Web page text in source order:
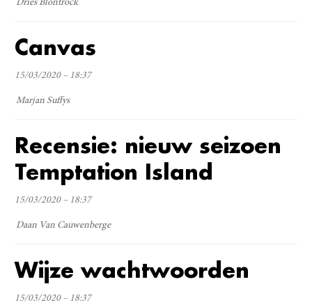
Dries Blontrock
Canvas
15/03/2020 – 18:37
Marjan Suffys
Recensie: nieuw seizoen
Temptation Island
15/03/2020 – 18:37
Daan Van Cauwenberge
Wijze wachtwoorden
15/03/2020 – 18:37